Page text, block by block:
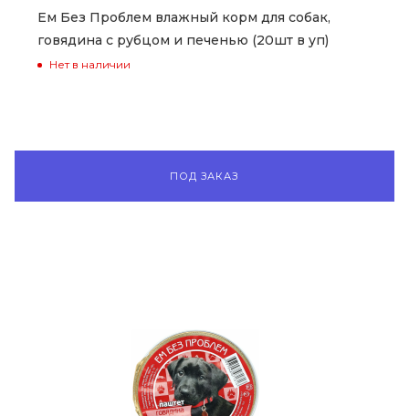
Ем Без Проблем влажный корм для собак,
говядина с рубцом и печенью (20шт в уп)
Нет в наличии
ПОД ЗАКАЗ